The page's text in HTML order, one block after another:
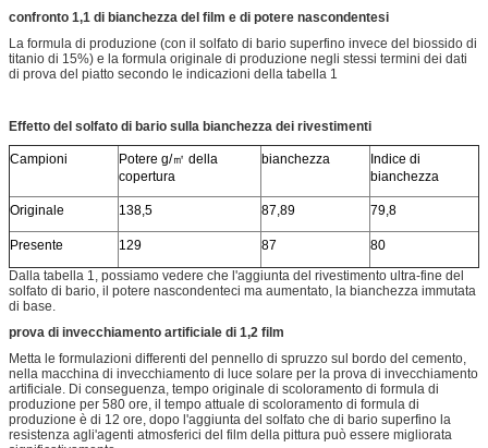
confronto 1,1 di bianchezza del film e di potere nascondentesi
La formula di produzione (con il solfato di bario superfino invece del biossido di
titanio di 15%) e la formula originale di produzione negli stessi termini dei dati
di prova del piatto secondo le indicazioni della tabella 1
Effetto del solfato di bario sulla bianchezza dei rivestimenti
Campioni
Potere g/㎡ della
copertura
bianchezza
Indice di
bianchezza
Originale 138,5 87,89 79,8
Presente 129 87
80
Dalla tabella 1, possiamo vedere che l'aggiunta del rivestimento ultra-fine del
solfato di bario, il potere nascondenteci ma aumentato, la bianchezza immutata
di base.
prova di invecchiamento artificiale di 1,2 film
Metta le formulazioni differenti del pennello di spruzzo sul bordo del cemento,
nella macchina di invecchiamento di luce solare per la prova di invecchiamento
artificiale. Di conseguenza, tempo originale di scoloramento di formula di
produzione per 580 ore, il tempo attuale di scoloramento di formula di
produzione è di 12 ore, dopo l'aggiunta del solfato che di bario superfino la
resistenza agli'agenti atmosferici del film della pittura può essere migliorata